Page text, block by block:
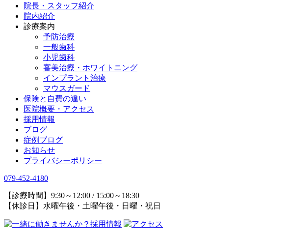
院長・スタッフ紹介
院内紹介
診療案内
予防治療
一般歯科
小児歯科
審美治療・ホワイトニング
インプラント治療
マウスガード
保険と自費の違い
医院概要・アクセス
採用情報
ブログ
症例ブログ
お知らせ
プライバシーポリシー
079-452-4180
【診療時間】9:30～12:00 / 15:00～18:30
【休診日】水曜午後・土曜午後・日曜・祝日